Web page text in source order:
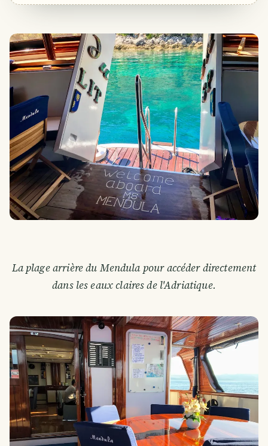
La plage arrière du Mendula pour accéder directement
dans les eaux claires de l'Adriatique.